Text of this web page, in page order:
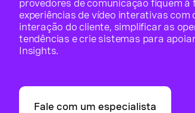
provedores de comunicação fiquem
experiências de vídeo interativas com
interação do cliente, simplificar as
tendências e crie sistemas para
Insights.
Fale com um especialista